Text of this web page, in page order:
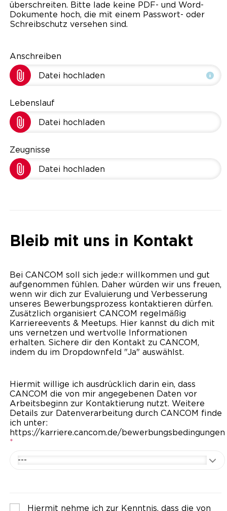
überschreiten. Bitte lade keine PDF- und Word-
Dokumente hoch, die mit einem Passwort- oder
Schreibschutz versehen sind.
Anschreiben
Datei hochladen
Lebenslauf
Datei hochladen
Zeugnisse
Datei hochladen
Bleib mit uns in Kontakt
Bei CANCOM soll sich jede:r willkommen und gut
aufgenommen fühlen. Daher würden wir uns freuen,
wenn wir dich zur Evaluierung und Verbesserung
unseres Bewerbungsprozess kontaktieren dürfen.
Zusätzlich organisiert CANCOM regelmäßig
Karriereevents & Meetups. Hier kannst du dich mit
uns vernetzen und wertvolle Informationen
erhalten. Sichere dir den Kontakt zu CANCOM,
indem du im Dropdownfeld "Ja" auswählst.
Hiermit willige ich ausdrücklich darin ein, dass
CANCOM die von mir angegebenen Daten vor
Arbeitsbeginn zur Kontaktierung nutzt. Weitere
Details zur Datenverarbeitung durch CANCOM finde
ich unter:
https://karriere.cancom.de/bewerbungsbedingungen
*
---
Hiermit nehme ich zur Kenntnis, dass die von